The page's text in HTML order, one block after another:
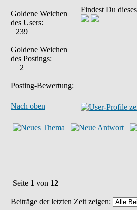
Goldene Weichen
des Users:
239
Goldene Weichen
des Postings:
2
Posting-Bewertung:
Findest Du
Nach oben
Seite 1 von 12
Beiträge der letzten Zeit zeigen: